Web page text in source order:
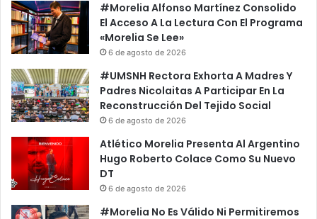
#Morelia Alfonso Martínez Consolido
El Acceso A La Lectura Con El Programa
«Morelia Se Lee»
6 de agosto de 2026
#UMSNH Rectora Exhorta A Madres Y
Padres Nicolaitas A Participar En La
Reconstrucción Del Tejido Social
6 de agosto de 2026
Atlético Morelia Presenta Al Argentino
Hugo Roberto Colace Como Su Nuevo
DT
6 de agosto de 2026
#Morelia No Es Válido Ni Permitiremos